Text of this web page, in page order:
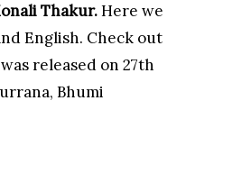
Thakur.Here we
English. Check out
released on 27th
Bhumi